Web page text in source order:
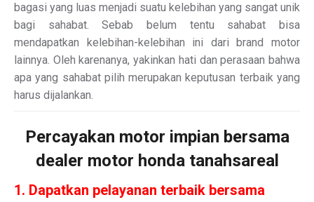
bagasi yang luas menjadi suatu kelebihan yang sangat unik
bagi sahabat. Sebab belum tentu sahabat bisa
mendapatkan kelebihan-kelebihan ini dari brand motor
lainnya. Oleh karenanya, yakinkan hati dan perasaan bahwa
apa yang sahabat pilih merupakan keputusan terbaik yang
harus dijalankan.
Percayakan motor impian bersama
dealer motor honda tanahsareal
1. Dapatkan pelayanan terbaik bersama